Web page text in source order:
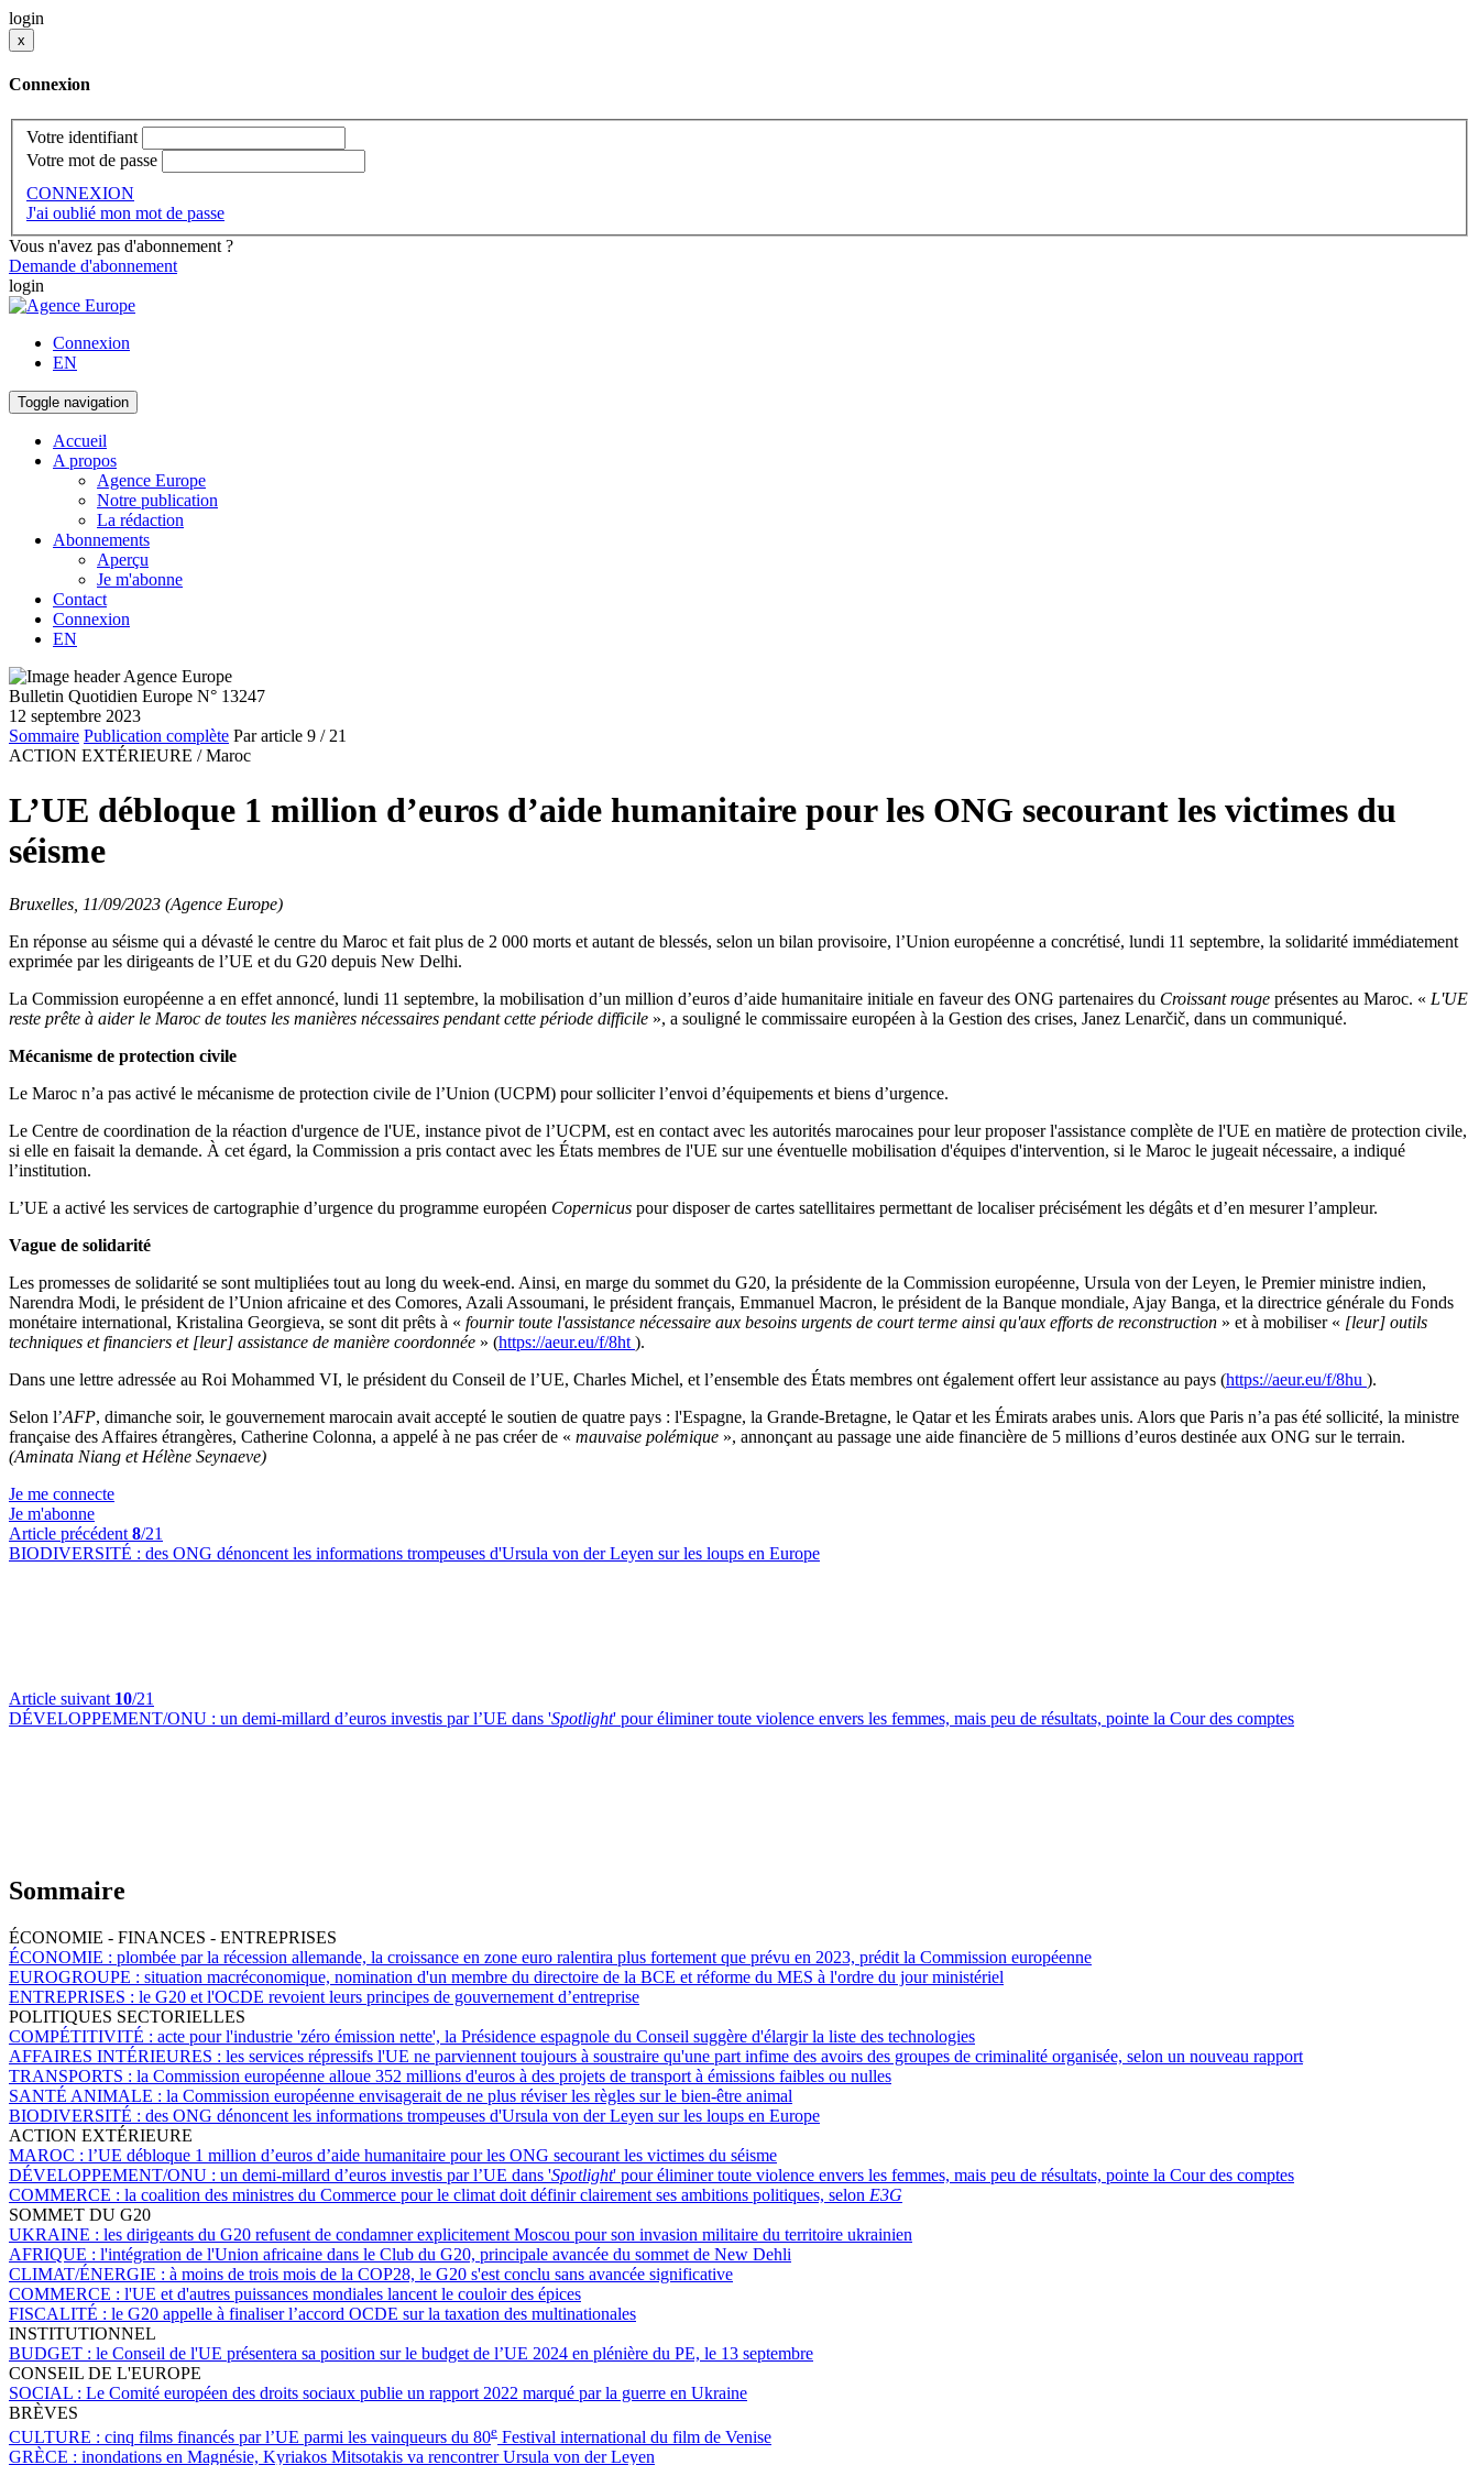
login
x
Connexion
Votre identifiant
Votre mot de passe
CONNEXION
J'ai oublié mon mot de passe
Vous n'avez pas d'abonnement ?
Demande d'abonnement
login
Connexion
EN
Toggle navigation
Accueil
A propos
Agence Europe
Notre publication
La rédaction
Abonnements
Aperçu
Je m'abonne
Contact
Connexion
EN
Bulletin Quotidien Europe N° 13247
12 septembre 2023
Sommaire Publication complète Par article 9 / 21
ACTION EXTÉRIEURE / Maroc
L’UE débloque 1 million d’euros d’aide humanitaire pour les ONG secourant les victimes du
séisme
Bruxelles, 11/09/2023 (Agence Europe)
En réponse au séisme qui a dévasté le centre du Maroc et fait plus de 2 000 morts et autant de blessés, selon un bilan provisoire, l’Union européenne a concrétisé, lundi 11 septembre, la solidarité immédiatement
exprimée par les dirigeants de l’UE et du G20 depuis New Delhi.
La Commission européenne a en effet annoncé, lundi 11 septembre, la mobilisation d’un million d’euros d’aide humanitaire initiale en faveur des ONG partenaires du Croissant rouge présentes au Maroc. « L'UE
reste prête à aider le Maroc de toutes les manières nécessaires pendant cette période difficile », a souligné le commissaire européen à la Gestion des crises, Janez Lenarčič, dans un communiqué.
Mécanisme de protection civile
Le Maroc n’a pas activé le mécanisme de protection civile de l’Union (UCPM) pour solliciter l’envoi d’équipements et biens d’urgence.
Le Centre de coordination de la réaction d'urgence de l'UE, instance pivot de l’UCPM, est en contact avec les autorités marocaines pour leur proposer l'assistance complète de l'UE en matière de protection civile,
si elle en faisait la demande. À cet égard, la Commission a pris contact avec les États membres de l'UE sur une éventuelle mobilisation d'équipes d'intervention, si le Maroc le jugeait nécessaire, a indiqué
l’institution.
L’UE a activé les services de cartographie d’urgence du programme européen Copernicus pour disposer de cartes satellitaires permettant de localiser précisément les dégâts et d’en mesurer l’ampleur.
Vague de solidarité
Les promesses de solidarité se sont multipliées tout au long du week-end. Ainsi, en marge du sommet du G20, la présidente de la Commission européenne, Ursula von der Leyen, le Premier ministre indien,
Narendra Modi, le président de l’Union africaine et des Comores, Azali Assoumani, le président français, Emmanuel Macron, le président de la Banque mondiale, Ajay Banga, et la directrice générale du Fonds
monétaire international, Kristalina Georgieva, se sont dit prêts à « fournir toute l'assistance nécessaire aux besoins urgents de court terme ainsi qu'aux efforts de reconstruction » et à mobiliser « [leur] outils
techniques et financiers et [leur] assistance de manière coordonnée » (https://aeur.eu/f/8ht ).
Dans une lettre adressée au Roi Mohammed VI, le président du Conseil de l’UE, Charles Michel, et l’ensemble des États membres ont également offert leur assistance au pays (https://aeur.eu/f/8hu ).
Selon l’AFP, dimanche soir, le gouvernement marocain avait accepté le soutien de quatre pays : l'Espagne, la Grande-Bretagne, le Qatar et les Émirats arabes unis. Alors que Paris n’a pas été sollicité, la ministre
française des Affaires étrangères, Catherine Colonna, a appelé à ne pas créer de « mauvaise polémique », annonçant au passage une aide financière de 5 millions d’euros destinée aux ONG sur le terrain.
(Aminata Niang et Hélène Seynaeve)
Je me connecte
Je m'abonne
Article précédent 8/21
BIODIVERSITÉ : des ONG dénoncent les informations trompeuses d'Ursula von der Leyen sur les loups en Europe
Article suivant 10/21
DÉVELOPPEMENT/ONU : un demi-millard d’euros investis par l’UE dans 'Spotlight' pour éliminer toute violence envers les femmes, mais peu de résultats, pointe la Cour des comptes
Sommaire
ÉCONOMIE - FINANCES - ENTREPRISES
ÉCONOMIE : plombée par la récession allemande, la croissance en zone euro ralentira plus fortement que prévu en 2023, prédit la Commission européenne
EUROGROUPE : situation macréconomique, nomination d'un membre du directoire de la BCE et réforme du MES à l'ordre du jour ministériel
ENTREPRISES : le G20 et l'OCDE revoient leurs principes de gouvernement d’entreprise
POLITIQUES SECTORIELLES
COMPÉTITIVITÉ : acte pour l'industrie 'zéro émission nette', la Présidence espagnole du Conseil suggère d'élargir la liste des technologies
AFFAIRES INTÉRIEURES : les services répressifs l'UE ne parviennent toujours à soustraire qu'une part infime des avoirs des groupes de criminalité organisée, selon un nouveau rapport
TRANSPORTS : la Commission européenne alloue 352 millions d'euros à des projets de transport à émissions faibles ou nulles
SANTÉ ANIMALE : la Commission européenne envisagerait de ne plus réviser les règles sur le bien-être animal
BIODIVERSITÉ : des ONG dénoncent les informations trompeuses d'Ursula von der Leyen sur les loups en Europe
ACTION EXTÉRIEURE
MAROC : l’UE débloque 1 million d’euros d’aide humanitaire pour les ONG secourant les victimes du séisme
DÉVELOPPEMENT/ONU : un demi-millard d’euros investis par l’UE dans 'Spotlight' pour éliminer toute violence envers les femmes, mais peu de résultats, pointe la Cour des comptes
COMMERCE : la coalition des ministres du Commerce pour le climat doit définir clairement ses ambitions politiques, selon E3G
SOMMET DU G20
UKRAINE : les dirigeants du G20 refusent de condamner explicitement Moscou pour son invasion militaire du territoire ukrainien
AFRIQUE : l'intégration de l'Union africaine dans le Club du G20, principale avancée du sommet de New Dehli
CLIMAT/ÉNERGIE : à moins de trois mois de la COP28, le G20 s'est conclu sans avancée significative
COMMERCE : l'UE et d'autres puissances mondiales lancent le couloir des épices
FISCALITÉ : le G20 appelle à finaliser l’accord OCDE sur la taxation des multinationales
INSTITUTIONNEL
BUDGET : le Conseil de l'UE présentera sa position sur le budget de l’UE 2024 en plénière du PE, le 13 septembre
CONSEIL DE L'EUROPE
SOCIAL : Le Comité européen des droits sociaux publie un rapport 2022 marqué par la guerre en Ukraine
BRÈVES
CULTURE : cinq films financés par l’UE parmi les vainqueurs du 80e Festival international du film de Venise
GRÈCE : inondations en Magnésie, Kyriakos Mitsotakis va rencontrer Ursula von der Leyen